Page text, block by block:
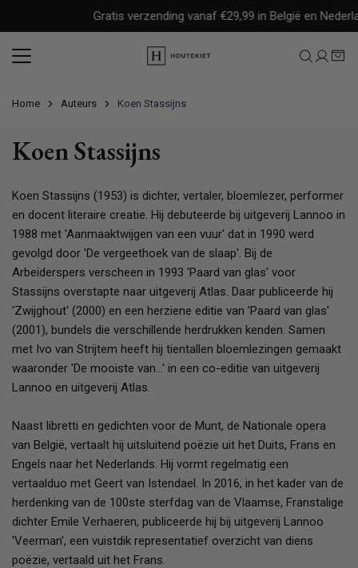
content
Gratis verzending vanaf €29,99 in België en
Home Auteurs Koen Stassijns
Koen Stassijns
Koen Stassijns (1953) is dichter, vertaler, bloemlezer, performer
en docent literaire creatie. Hij debuteerde bij uitgeverij Lannoo in
1988 met 'Aanmaaktwijgen van een vuur' dat in 1990 werd
gevolgd door 'De vergeethoek van de slaap'. Bij de
Arbeiderspers verscheen in 1993 'Paard van glas' voor
Stassijns overstapte naar uitgeverij Atlas. Daar publiceerde hij
'Zwijghout' (2000) en een herziene editie van 'Paard van glas'
(2001), bundels die verschillende herdrukken kenden. Samen
met Ivo van Strijtem heeft hij tientallen bloemlezingen gemaakt
waaronder 'De mooiste van...' in een co-editie van uitgeverij
Lannoo en uitgeverij Atlas.
Naast libretti en gedichten voor de Munt, de Nationale opera
van België, vertaalt hij uitsluitend poëzie uit het Duits, Frans en
Engels naar het Nederlands. Hij vormt regelmatig een
vertaalduo met Geert van Istendael. In 2016, in het kader van de
herdenking van de 100ste sterfdag van de Vlaamse, Franstalige
dichter Emile Verhaeren, publiceerde hij bij uitgeverij Lannoo
'Veerman', een vuistdik representatief overzicht van diens
poëzie, vertaald uit het Frans.